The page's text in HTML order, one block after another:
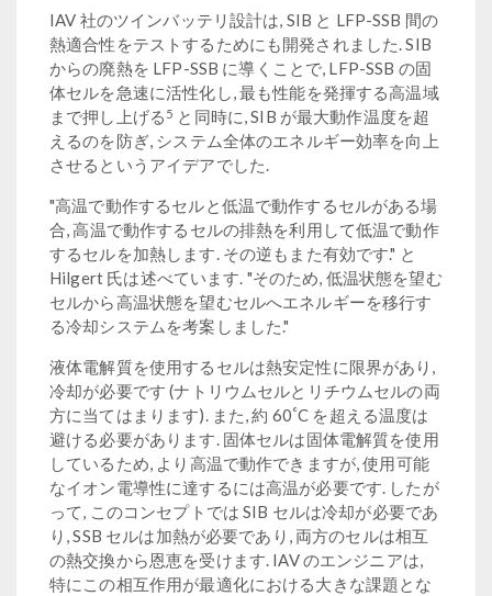
IAV 社のツインバッテリ設計は, SIB と LFP-SSB 間の
熱適合性をテストするためにも開発されました. SIB
からの廃熱を LFP-SSB に導くことで, LFP-SSB の固
体セルを急速に活性化し, 最も性能を発揮する高温域
まで押し上げる 5 と同時に, SIB が最大動作温度を超
えるのを防ぎ, システム全体のエネルギー効率を向上
させるというアイデアでした.
"高温で動作するセルと低温で動作するセルがある場
合, 高温で動作するセルの排熱を利用して低温で動作
するセルを加熱します. その逆もまた有効です." と
Hilgert 氏は述べています. "そのため, 低温状態を望む
セルから高温状態を望むセルへエネルギーを移行す
る冷却システムを考案しました."
液体電解質を使用するセルは熱安定性に限界があり,
冷却が必要です (ナトリウムセルとリチウムセルの両
方に当てはまります). また, 約 60°C を超える温度は
避ける必要があります. 固体セルは固体電解質を使用
しているため, より高温で動作できますが, 使用可能
なイオン電導性に達するには高温が必要です. したが
って, このコンセプトでは SIB セルは冷却が必要であ
り, SSB セルは加熱が必要であり, 両方のセルは相互
の熱交換から恩恵を受けます. IAV のエンジニアは,
特にこの相互作用が最適化における大きな課題とな